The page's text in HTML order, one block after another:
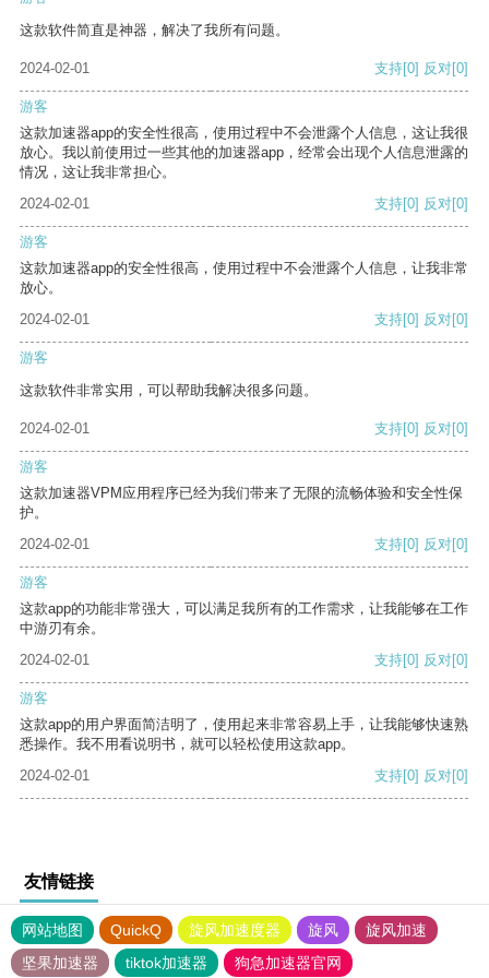
这款软件简直是神器，解决了我所有问题。
2024-02-01 支持[0] 反对[0]
游客
这款加速器app的安全性很高，使用过程中不会泄露个人信息，这让我很
放心。我以前使用过一些其他的加速器app，经常会出现个人信息泄露的
情况，这让我非常担心。
2024-02-01
支持[0] 反对[0]
游客
这款加速器app的安全性很高，使用过程中不会泄露个人信息，让我非常
放心。
2024-02-01
支持[0] 反对[0]
游客
这款软件非常实用，可以帮助我解决很多问题。
2024-02-01 支持[0] 反对[0]
游客
这款加速器VPM应用程序已经为我们带来了无限的流畅体验和安全性保
护。
2024-02-01
支持[0] 反对[0]
游客
这款app的功能非常强大，可以满足我所有的工作需求，让我能够在工作
中游刃有余。
2024-02-01
支持[0] 反对[0]
游客
这款app的用户界面简洁明了，使用起来非常容易上手，让我能够快速熟
悉操作。我不用看说明书，就可以轻松使用这款app。
2024-02-01
支持[0] 反对[0]
友情链接
网站地图 QuickQ 旋风加速度器 旋风
旋风加速
坚果加速器
tiktok加速器 狗急加速器官网